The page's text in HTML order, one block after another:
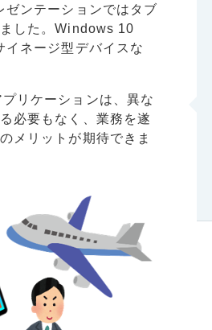
ンテーションではタブ
した。Windows 10
ネージ型デバイスな
リケーションは、異な
必要もなく、業務を遂
メリットが期待できま